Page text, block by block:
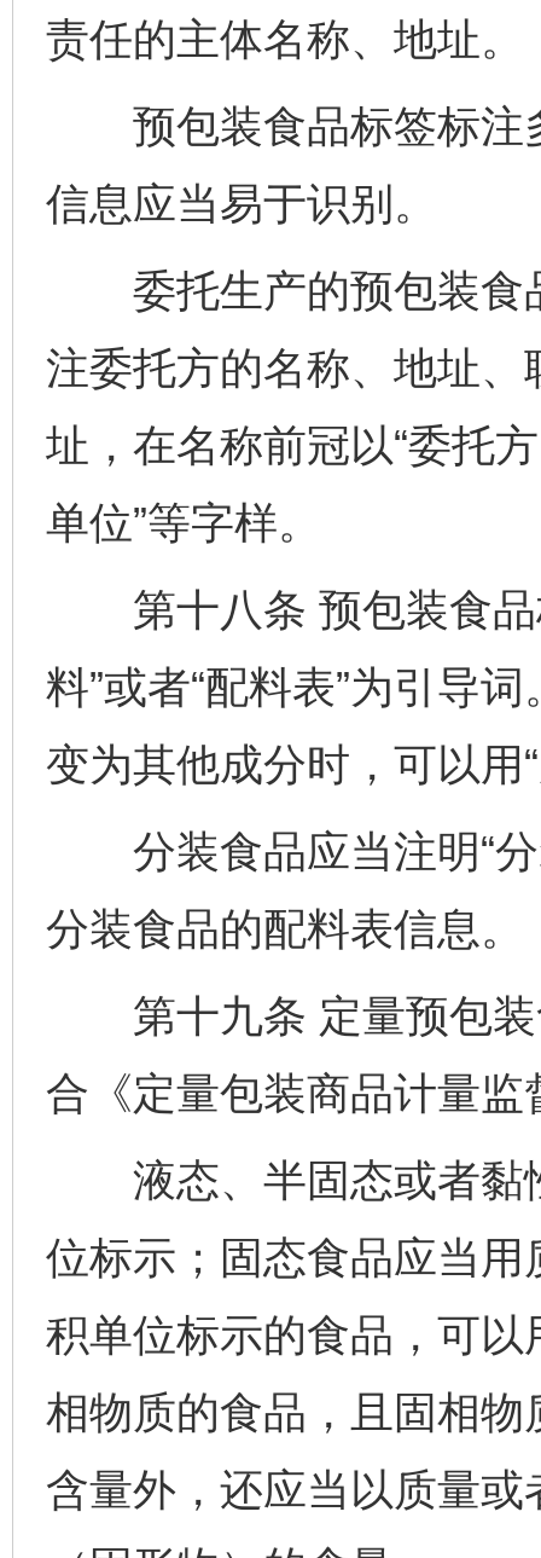
责任的主体名称、地址。
预包装食品标签标注
信息应当易于识别。
委托生产的预包装食
注委托方的名称、地址
址，在名称前冠以“委托
单位”等字样。
第十八条 预包装食品
料”或者“配料表”为引导
变为其他成分时，可以用
分装食品应当注明“分
分装食品的配料表信息。
第十九条 定量预包装
合《定量包装商品计量
液态、半固态或者黏
位标示；固态食品应当
积单位标示的食品，可
相物质的食品，且固相
含量外，还应当以质量